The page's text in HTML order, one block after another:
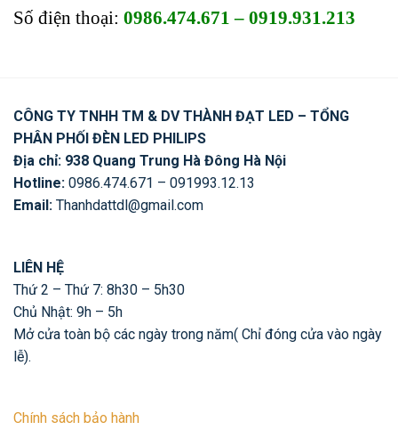
Số điện thoại: 0986.474.671 – 0919.931.213
CÔNG TY TNHH TM & DV THÀNH ĐẠT LED – TỔNG
PHÂN PHỐI ĐÈN LED PHILIPS
Địa chỉ: 938 Quang Trung Hà Đông Hà Nội
Hotline: 0986.474.671 – 091993.12.13
Email: Thanhdattdl@gmail.com
LIÊN HỆ
Thứ 2 – Thứ 7: 8h30 – 5h30
Chủ Nhật: 9h – 5h
Mở cửa toàn bộ các ngày trong năm( Chỉ đóng cửa vào ngày
lễ).
Chính sách bảo hành